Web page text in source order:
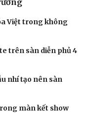
thời trang ấn